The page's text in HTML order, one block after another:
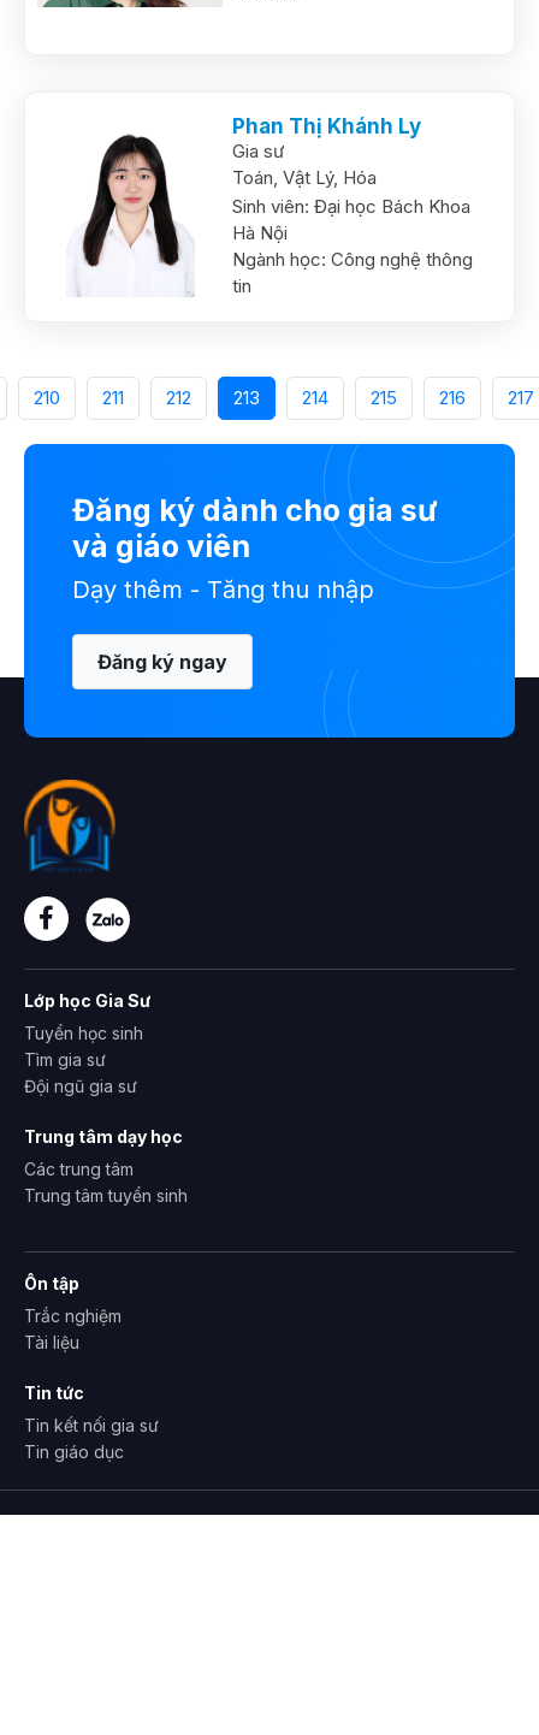
Phan Thị Khánh Ly
Gia sư
Toán,Vật Lý, Hóa
Sinh viên: Đại học Bách Khoa
Hà Nội
Ngành học: Công nghệ thông
tin
210 211 212 213 214 215 216 217
Đăng ký dành cho gia sư
và giáo viên
Dạy thêm - Tăng thu nhập
Đăng ký ngay
Lớp học Gia Sư
Tuyển học sinh
Tìm gia sư
Đội ngũ gia sư
Trung tâm dạy học
Các trung tâm
Trung tâm tuyển sinh
Ôn tập
Trắc nghiệm
Tài liệu
Tin tức
Tin kết nối gia sư
Tin giáo dục